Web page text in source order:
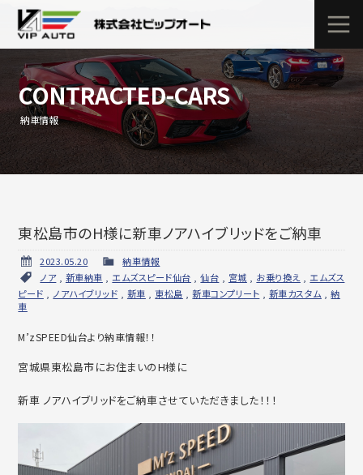
CONTRACTED-CARS
納車情報
東松島市のH様に新車ノアハイブリッドをご納車
2023.05.20
納車情報
ノア, 新車納車 エムズスピード仙台 ,仙台 宮城 お乗り換え
エムズス
ピード
ノアハイブリッド 新車 東松島 ,新車コンプリート 新車カスタム ,納
車
M’zSPEED仙台より納車情報！！
宮城県東松島市にお住まいのH様に
新車 ノアハイブリッドをご納車させていただきました！！！